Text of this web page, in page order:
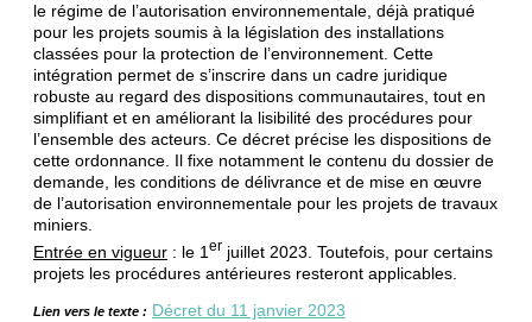
le régime de l’autorisation environnementale, déjà pratiqué
pour les projets soumis à la législation des installations
classées pour la protection de l’environnement. Cette
intégration permet de s’inscrire dans un cadre juridique
robuste au regard des dispositions communautaires, tout en
simplifiant et en améliorant la lisibilité des procédures pour
l’ensemble des acteurs. Ce décret précise les dispositions de
cette ordonnance. Il fixe notamment le contenu du dossier de
demande, les conditions de délivrance et de mise en œuvre
de l’autorisation environnementale pour les projets de travaux
miniers.
Entrée en vigueur : le 1 er juillet 2023. Toutefois, pour certains
projets les procédures antérieures resteront applicables.
Lien vers le texte : Décret du 11 janvier 2023